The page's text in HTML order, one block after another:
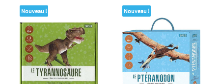
Nouveau ! Nouveau !